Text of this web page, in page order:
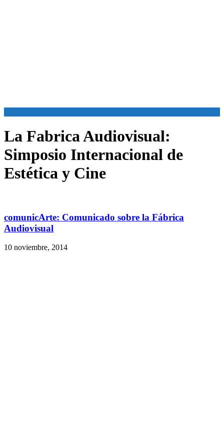
La Fabrica Audiovisual:
Simposio Internacional de
Estética y Cine
comunicArte: Comunicado sobre la Fábrica
Audiovisual
10 noviembre, 2014